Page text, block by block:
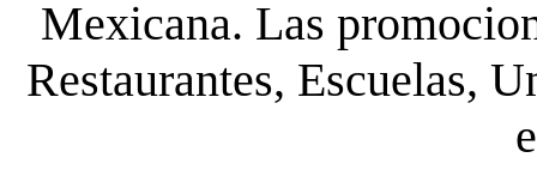
Mexicana. Las
Restaurantes, Escuelas,